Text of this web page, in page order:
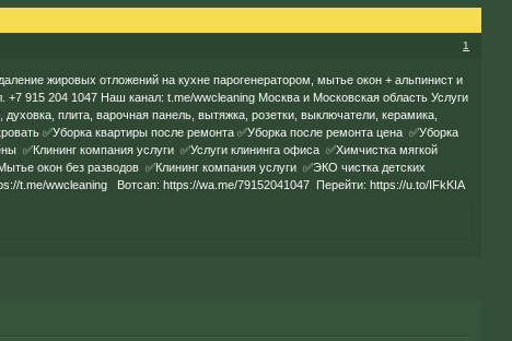
1
жировых отложений на кухне парогенератором, мытье окон + альпинист и
915 204 1047 Наш канал: t.me/wwcleaning Москва и Московская область Услуги
плита, варочная панель, вытяжка, розетки, выключатели, керамика,
✅Уборка квартиры после ремонта ✅Уборка после ремонта цена ✅Уборка
✅Клининг компания услуги ✅Услуги клининга офиса ✅Химчистка мягкой
окон без разводов ✅Клининг компания услуги ✅ЭКО чистка детских
t.me/wwcleaningВотсап: https://wa.me/79152041047Перейти: https://u.to/IFkKIA